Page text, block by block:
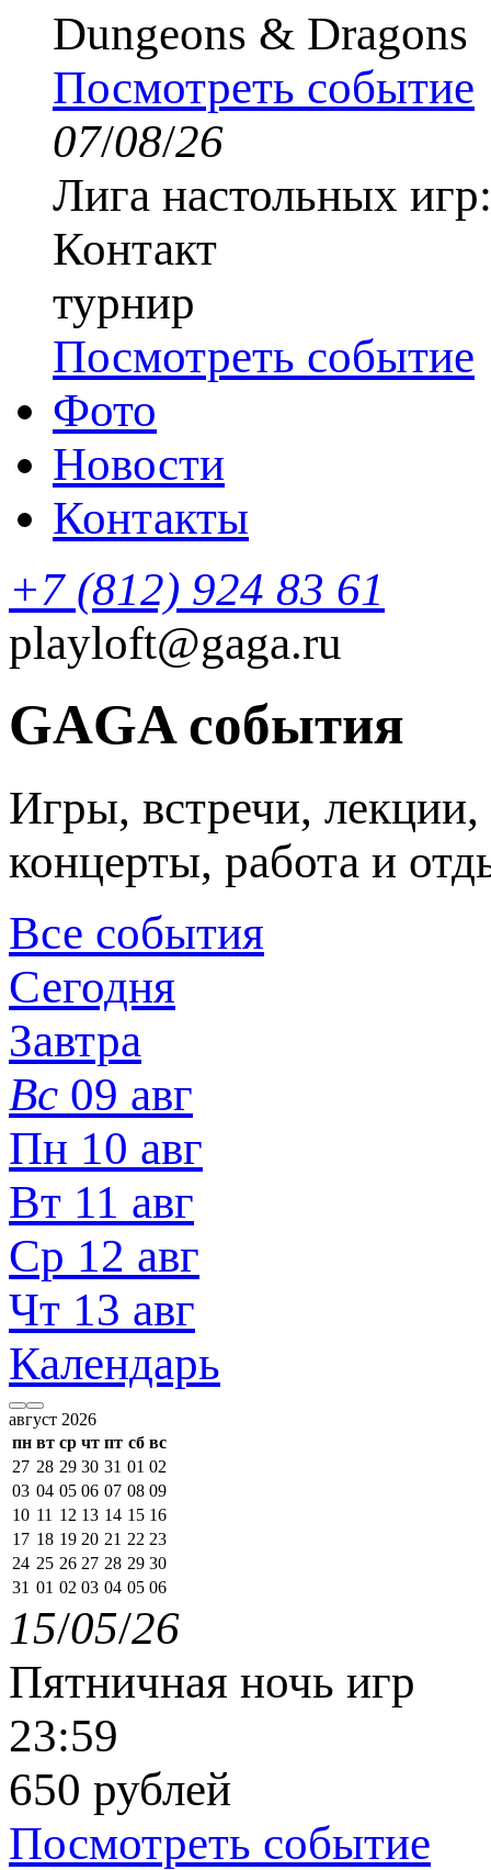
Dungeons & Dragons
Посмотреть событие
07/08/26
Лига настольных
Контакт
турнир
Посмотреть событие
Фото
Новости
Контакты
+7 (812) 924 83 61
playloft@gaga.ru
GAGA события
Игры, встречи,
концерты, работа и
Все события
Сегодня
Завтра
Вс 09 авг
Пн 10 авг
Вт 11 авг
Ср 12 авг
Чт 13 авг
Календарь
август 2026
пн вт ср чт пт сб вс
27 28 29 30 31 01 02
03 04 05 06 07 08 09
10 11 12 13 14 15 16
17 18 19 20 21 22 23
24 25 26 27 28 29 30
31 01 02 03 04 05 06
15/05/26
Пятничная ночь игр
23:59
650 рублей
Посмотреть событие